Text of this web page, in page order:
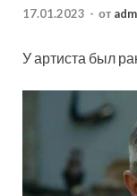
17.01.2023 - от
У артиста был